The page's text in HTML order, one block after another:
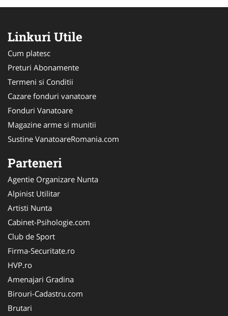
Linkuri Utile
Cum platesc
Preturi Abonamente
Termeni si Conditii
Cazare fonduri vanatoare
Fonduri Vanatoare
Magazine arme si munitii
Sustine VanatoareRomania.com
Parteneri
Agentie Organizare Nunta
Alpinist Utilitar
Artisti Nunta
Cabinet-Psihologie.com
Club de Sport
Firma-Securitate.ro
HVP.ro
Amenajari Gradina
Birouri-Cadastru.com
Brutari